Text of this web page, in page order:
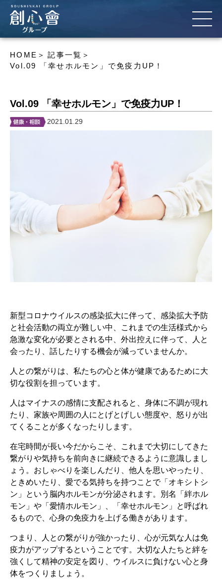
HOME
記事一覧
Vol.09 「幸せホルモン」で免疫力UP！
Vol.09 「幸せホルモン」で免疫力UP！
2021.01.29
新型コロナウイルスの感染拡大に伴って、感染拡大予防
と社会活動の両立が難しい中、これまでの生活様式から
急激な変化が必要とされる中、外出控えに伴って、人と
会ったり、話したりする機会が減っていませんか。
人との繋がりは、私たちの心と体が健康であるために大
切な役割を担っています。
人はマイナスの感情に支配されると、身体に不調が現れ
たり、家族や周囲の人にとげとげしい態度や、怒りが出
てくることが多くなったりします。
在宅時間が長い今だからこそ、これまで大切にしてきた
繋がりや気持ちを前向きに継続できるように意識しまし
ょう。おしゃべりを楽しんだり、他人を思いやったり、
ときめいたり、愛でる気持ちを持つことで「オキシトシ
ン」という脳内ホルモンが分泌されます。別名「絆ホル
モン」や「愛情ホルモン」、「幸せホルモン」と呼ばれ
るもので、心身の免疫力を上げる働きがあります。
つまり、人との繋がりが強かったり、心が元気な人は免
疫力がアップするということです。大切な人たちと絆を
強くして精神の安定を図り、ウイルスに負けない心と身
体をつくりましょう。